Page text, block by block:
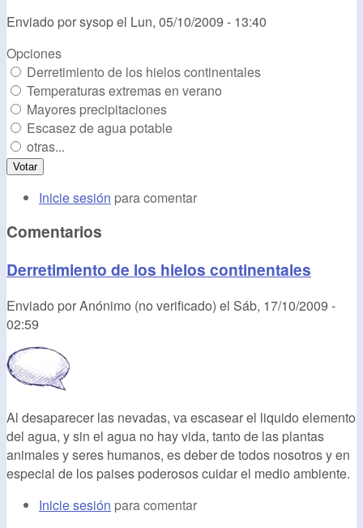
Enviado porsysopel Lun, 05/10/2009 - 13:40
Opciones
Derretimiento de los hielos continentales
Temperaturas extremas en verano
Mayores precipitaciones
Escasez de agua potable
otras...
Inicie sesión para comentar
Comentarios
Derretimiento de los hielos continentales
Enviado porAnónimo (no verificado) el Sáb, 17/10/2009 -
02:59
Al desaparecer las nevadas, va escasear el liquido elemento
del agua, y sin el agua no hay vida, tanto de las plantas
animales y seres humanos, es deber de todos nosotros y en
especial de los paises poderosos cuidar el medio ambiente.
Inicie sesión para comentar